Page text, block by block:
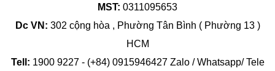
MST: 0311095653
Dc VN: 302 cộng hòa , Phường Tân Bình ( Phường 13 )
HCM
Tell: 1900 9227 - (+84) 0915946427 Zalo / Whatsapp/ Tele